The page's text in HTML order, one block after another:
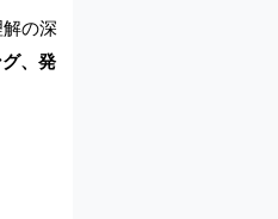
の深
、発